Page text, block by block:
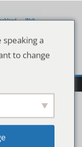
a
to change